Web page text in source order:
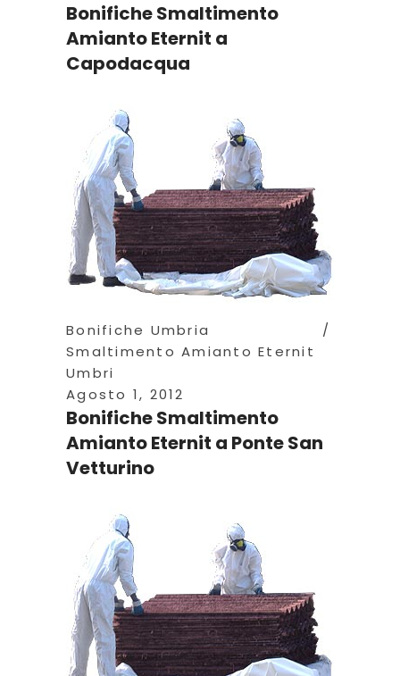
Bonifiche Smaltimento
Amianto Eternit a
Capodacqua
Bonifiche Umbria
Smaltimento Amianto Eternit
Umbri
Agosto 1, 2012
Bonifiche Smaltimento
Amianto Eternit a Ponte San
Vetturino